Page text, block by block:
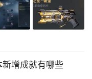
增成就有哪些